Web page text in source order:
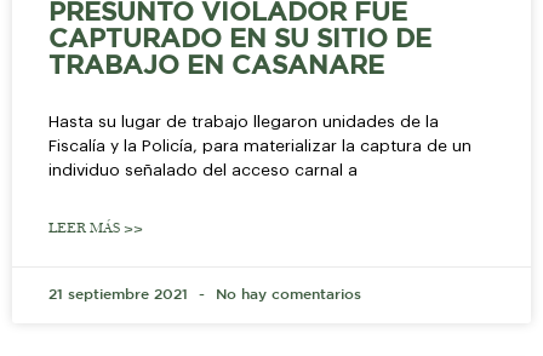
PRESUNTO VIOLADOR FUE
CAPTURADO EN SU SITIO DE
TRABAJO EN CASANARE
Hasta su lugar de trabajo llegaron unidades de la
Fiscalía y la Policía, para materializar la captura de un
individuo señalado del acceso carnal a
LEER MÁS >>
21 septiembre 2021 No hay comentarios